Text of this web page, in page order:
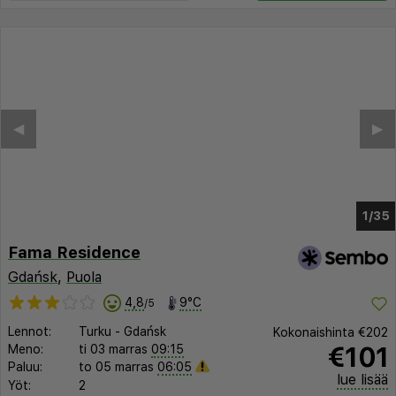
1/30
▶︎
◀︎
Fama Residence
Gdańsk, Puola
4,8/5 9°C
Lennot: Turku - Gdańsk
Meno:
ti 03 marras 09:15
Paluu:
to 05 marras 06:05
Yöt:
2
Kokonaishinta €202
€101
lue lisää